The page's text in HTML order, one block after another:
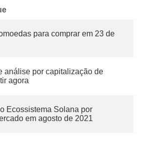
para comprar em 23 de
análise por capitalização de
agora
Ecossistema Solana por
em agosto de 2021